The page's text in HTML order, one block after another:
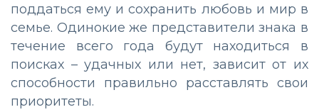
поддаться ему и сохранить любовь и мир в
семье. Одинокие же представители знака в
течение всего года будут находиться в
поисках – удачных или нет, зависит от их
способности правильно расставлять свои
приоритеты.